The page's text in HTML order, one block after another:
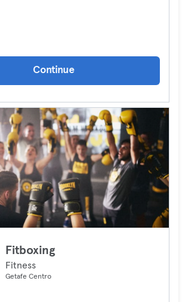
Continue
Fitboxing
Fitness
Getafe Centro